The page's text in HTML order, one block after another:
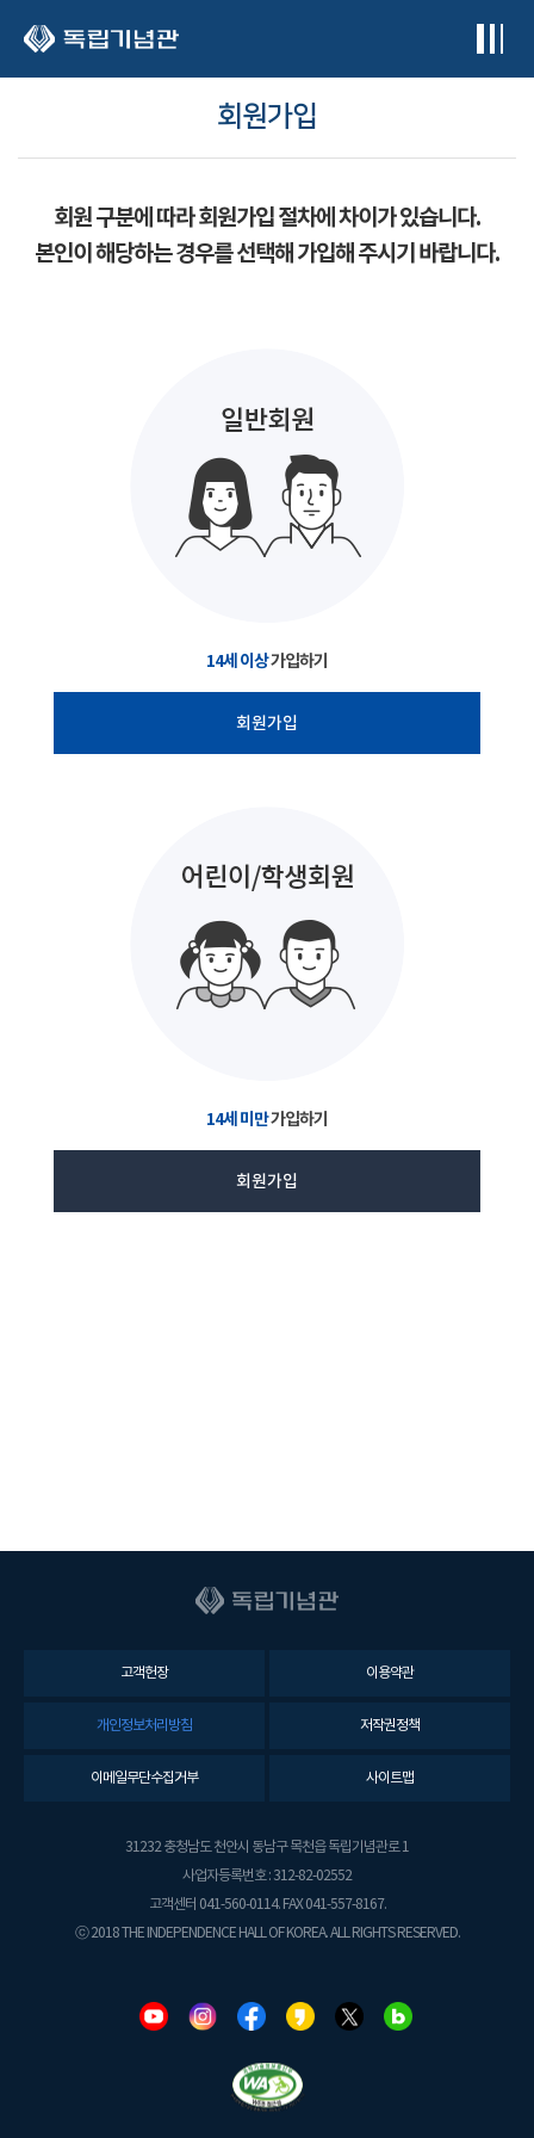
회원가입
회원 구분에 따라 회원가입 절차에 차이가 있습니다.
본인이 해당하는 경우를 선택해 가입해 주시기 바랍니다.
14세 이상가입하기
회원가입
14세 미만가입하기
회원가입
고객헌장 이용약관
개인정보처리방침 저작권정책
이메일무단수집거부 사이트맵
31232 충청남도 천안시 동남구 목천읍 독립기념관로 1
사업자등록번호 : 312-82-02552
고객센터 041-560-0114. FAX 041-557-8167.
ⓒ 2018 THE INDEPENDENCE HALL OF KOREA. ALL RIGHTS RESERVED.